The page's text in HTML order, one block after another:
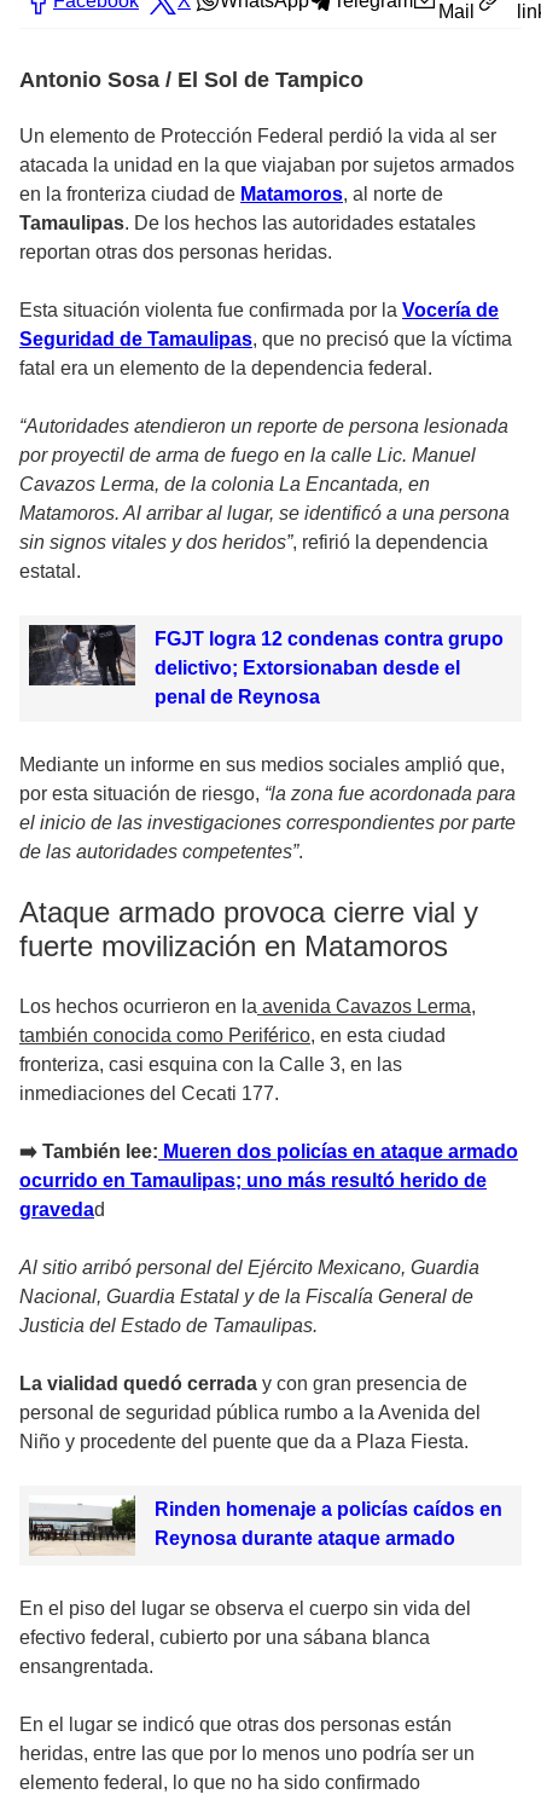
Mail
Antonio Sosa / El Sol de Tampico
Un elemento de Protección Federal perdió la vida al ser
atacada la unidad en la que viajaban por sujetos armados
en la fronteriza ciudad de Matamoros, al norte de
Tamaulipas. De los hechos las autoridades estatales
reportan otras dos personas heridas.
Esta situación violenta fue confirmada por la Vocería de
Seguridad de Tamaulipas, que no precisó que la víctima
fatal era un elemento de la dependencia federal.
“Autoridades atendieron un reporte de persona lesionada
por proyectil de arma de fuego en la calle Lic. Manuel
Cavazos Lerma, de la colonia La Encantada, en
Matamoros. Al arribar al lugar, se identificó a una persona
sin signos vitales y dos heridos”, refirió la dependencia
estatal.
FGJT logra 12 condenas contra grupo
delictivo; Extorsionaban desde el
penal de Reynosa
Mediante un informe en sus medios sociales amplió que,
por esta situación de riesgo, “la zona fue acordonada para
el inicio de las investigaciones correspondientes por parte
de las autoridades competentes”.
Ataque armado provoca cierre vial y
fuerte movilización en Matamoros
Los hechos ocurrieron en la avenida Cavazos Lerma,
también conocida como Periférico, en esta ciudad
fronteriza, casi esquina con la Calle 3, en las
inmediaciones del Cecati 177.
➡️ También lee: Mueren dos policías en ataque armado
ocurrido en Tamaulipas; uno más resultó herido de
gravedad
Al sitio arribó personal del Ejército Mexicano, Guardia
Nacional, Guardia Estatal y de la Fiscalía General de
Justicia del Estado de Tamaulipas.
La vialidad quedó cerrada y con gran presencia de
personal de seguridad pública rumbo a la Avenida del
Niño y procedente del puente que da a Plaza Fiesta.
Rinden homenaje a policías caídos en
Reynosa durante ataque armado
En el piso del lugar se observa el cuerpo sin vida del
efectivo federal, cubierto por una sábana blanca
ensangrentada.
En el lugar se indicó que otras dos personas están
heridas, entre las que por lo menos uno podría ser un
elemento federal, lo que no ha sido confirmado